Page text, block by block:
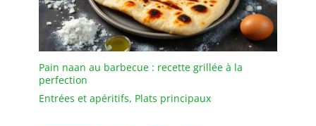
solution satisfaisante.
toutes les occasions.
Pain naan au barbecue : recette grillée à la
perfection
Entrées et apéritifs, Plats principaux